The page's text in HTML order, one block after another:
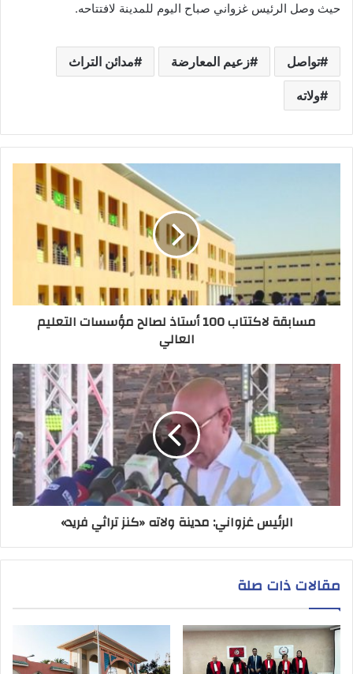
حيث وصل الرئيس غزواني صباح اليوم للمدينة لافتتاحه.
تواصل زعيم المعارضة مدائن التراث
ولاته
مسابقة لاكتتاب 100 أستاذ لصالح مؤسسات التعليم
العالي
الرئيس غزواني: مدينة ولاته «كنز تراثي فريد»
مقالات ذات صلة